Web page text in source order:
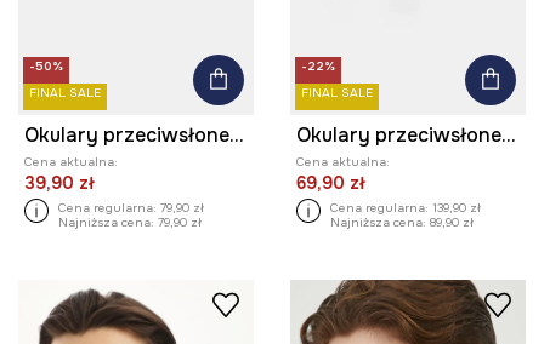
-50%
FINAL SALE
Okulary przeciwsłoneczne męskie z polaryzacją
Cena aktualna:
39,90 zł
Cena regularna: 79,90 zł
Najniższa cena: 79,90 zł
-22%
FINAL SALE
Okulary przeciwsłoneczne kwadratowe męskie z acetatem
Cena aktualna:
69,90 zł
Cena regularna: 139,90 zł
Najniższa cena: 89,90 zł